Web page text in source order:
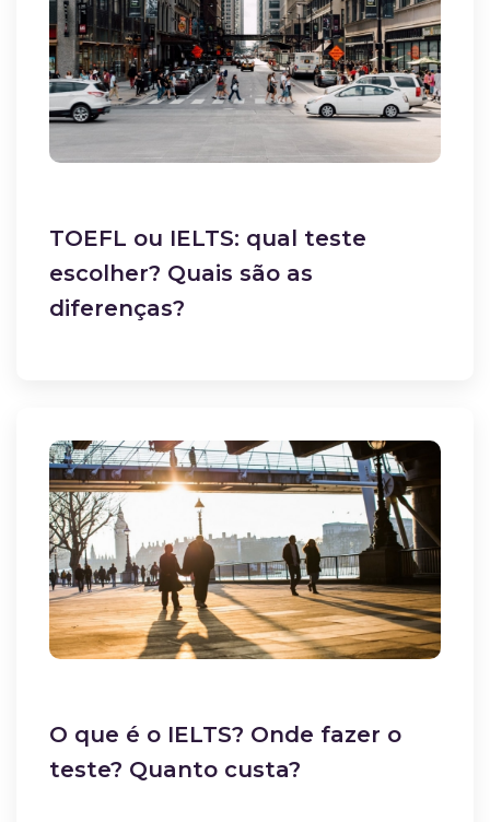
TOEFL ou IELTS: qual teste
escolher? Quais são as
diferenças?
O que é o IELTS? Onde fazer o
teste? Quanto custa?